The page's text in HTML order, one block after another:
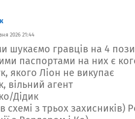
2026 21:44
шукаємо гравців на 4
паспортами на них є
якого Ліон не викупає
вільний агент
Дідик
схемі з трьох захисників)